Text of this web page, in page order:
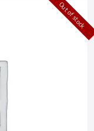
Out of stock